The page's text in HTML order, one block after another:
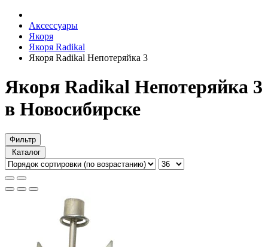
Аксессуары
Якоря
Якоря Radikal
Якоря Radikal Непотеряйка 3
Якоря Radikal Непотеряйка 3
в Новосибирске
Фильтр
Каталог